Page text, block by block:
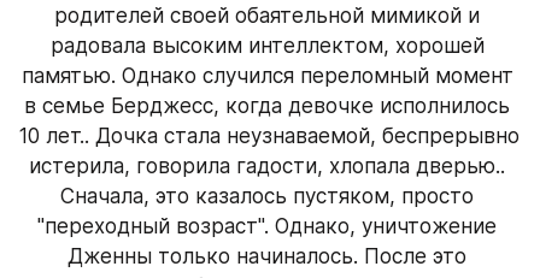
родителей своей обаятельной мимикой и
радовала высоким интеллектом, хорошей
памятью. Однако случился переломный момент
в семье Берджесс, когда девочке исполнилось
10 лет.. Дочка стала неузнаваемой, беспрерывно
истерила, говорила гадости, хлопала дверью..
Сначала, это казалось пустяком, просто
"переходный возраст". Однако, уничтожение
Дженны только начиналось. После это